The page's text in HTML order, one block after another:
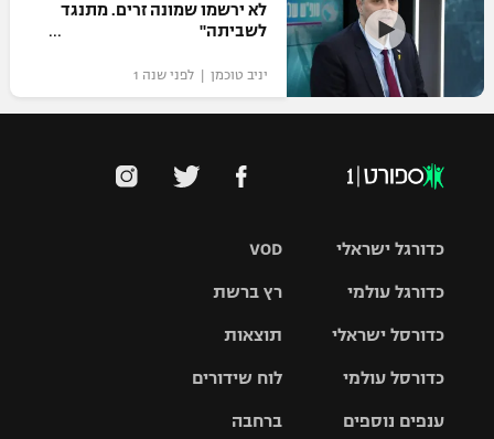
לא ירשמו שמונה זרים. מתנגד
לשביתה"
יניב טוכמן | לפני שנה 1
VOD
רץ ברשת
תוצאות
לוח שידורים
ברחבה
כדורגל ישראלי
גביע הטוטו
כדורגל עולמי
האלופות
ליגה
כדורסל ישראלי
סל
כדורסל עולמי
ענפים נוספים